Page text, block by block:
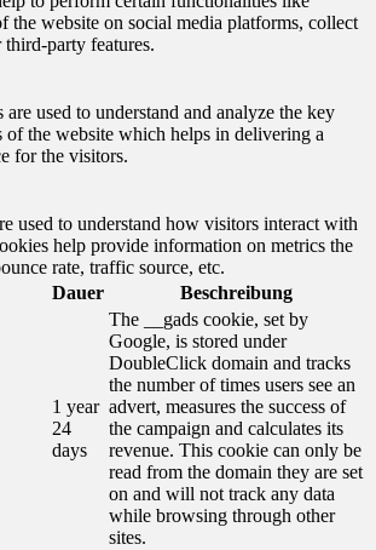
the website on social media platforms, collect
third-party features.
are used to understand and analyze the key
of the website which helps in delivering a
for the visitors.
used to understand how visitors interact with
help provide information on metrics the
rate, traffic source, etc.
Dauer Beschreibung
1 year
24
days
The __gads cookie, set by
Google, is stored under
DoubleClick domain and tracks
the number of times users see an
advert, measures the success of
the campaign and calculates its
revenue. This cookie can only be
read from the domain they are set
on and will not track any data
while browsing through other
sites.